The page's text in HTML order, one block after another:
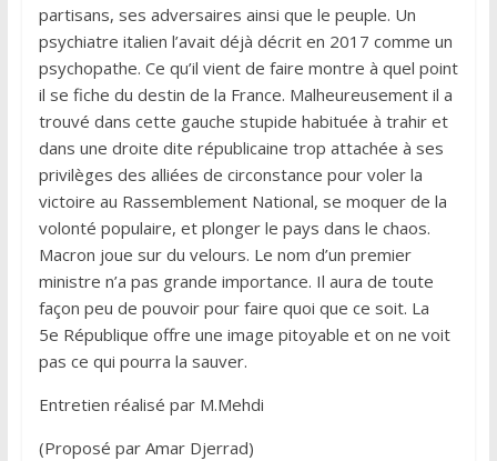
partisans, ses adversaires ainsi que le peuple. Un
psychiatre italien l’avait déjà décrit en 2017 comme un
psychopathe. Ce qu’il vient de faire montre à quel point
il se fiche du destin de la France. Malheureusement il a
trouvé dans cette gauche stupide habituée à trahir et
dans une droite dite républicaine trop attachée à ses
privilèges des alliées de circonstance pour voler la
victoire au Rassemblement National, se moquer de la
volonté populaire, et plonger le pays dans le chaos.
Macron joue sur du velours. Le nom d’un premier
ministre n’a pas grande importance. Il aura de toute
façon peu de pouvoir pour faire quoi que ce soit. La
5e République offre une image pitoyable et on ne voit
pas ce qui pourra la sauver.
Entretien réalisé par M.Mehdi
(Proposé par Amar Djerrad)